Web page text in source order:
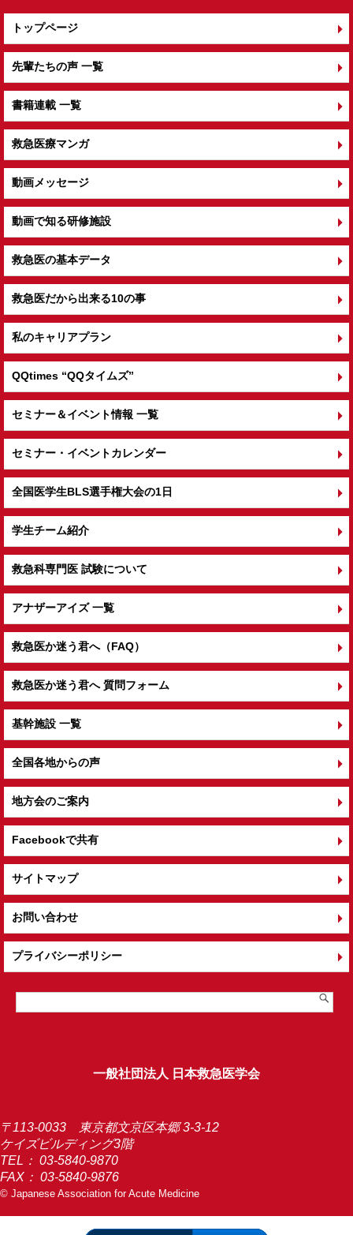
トップページ
先輩たちの声 一覧
書籍連載 一覧
救急医療マンガ
動画メッセージ
動画で知る研修施設
救急医の基本データ
救急医だから出来る10の事
私のキャリアプラン
QQtimes “QQタイムズ”
セミナー＆イベント情報 一覧
セミナー・イベントカレンダー
全国医学生BLS選手権大会の1日
学生チーム紹介
救急科専門医 試験について
アナザーアイズ 一覧
救急医か迷う君へ（FAQ）
救急医か迷う君へ 質問フォーム
基幹施設 一覧
全国各地からの声
地方会のご案内
Facebookで共有
サイトマップ
お問い合わせ
プライバシーポリシー
一般社団法人 日本救急医学会
〒113-0033 東京都文京区本郷 3-3-12
ケイズビルディング3階
TEL： 03-5840-9870
FAX： 03-5840-9876
© Japanese Association for Acute Medicine